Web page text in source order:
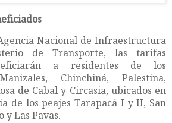
Nacional de Infraestructura
de Transporte, las tarifas
a residentes de los
Chinchiná, Palestina,
de Cabal y Circasia, ubicados en
de los peajes Tarapacá I y II, San
Las Pavas.